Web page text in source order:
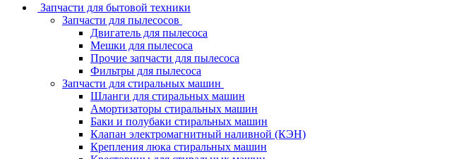
Запчасти для бытовой техники
Запчасти для пылесосов
Двигатель для пылесоса
Мешки для пылесоса
Прочие запчасти для пылесоса
Фильтры для пылесоса
Запчасти для стиральных машин
Шланги для стиральных машин
Амортизаторы стиральных машин
Баки и полубаки стиральных машин
Клапан электромагнитный наливной (КЭН)
Крепления люка стиральных машин